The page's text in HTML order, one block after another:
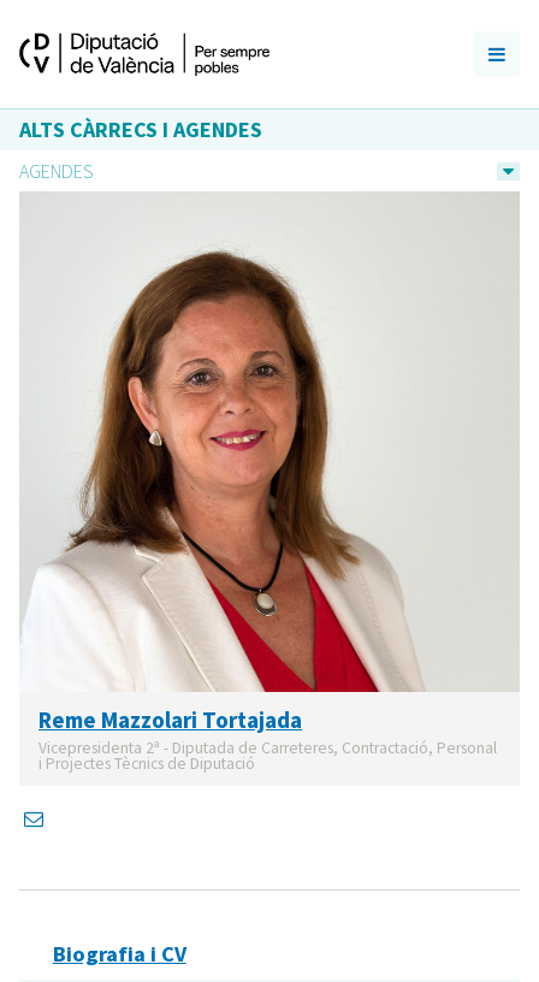
ALTS CÀRRECS I AGENDES
AGENDES
Reme Mazzolari Tortajada
Vicepresidenta 2ª - Diputada de Carreteres, Contractació, Personal
i Projectes Tècnics de Diputació
Biografia i CV